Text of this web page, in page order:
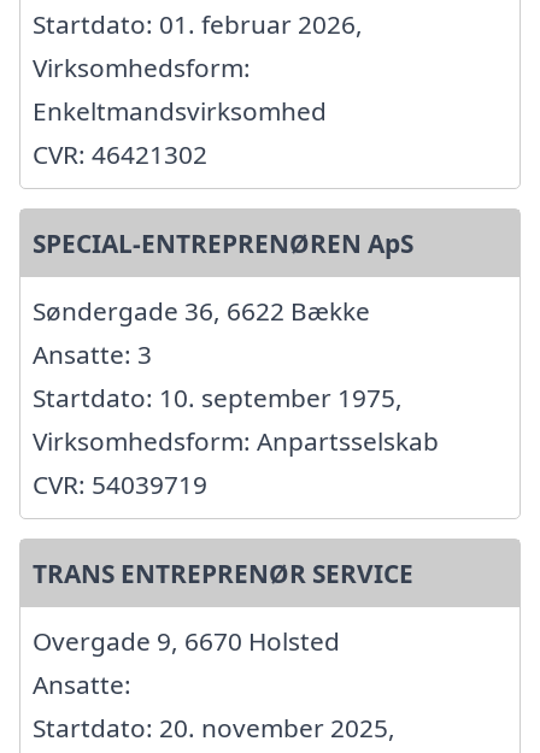
Startdato: 01. februar 2026,
Virksomhedsform:
Enkeltmandsvirksomhed
CVR: 46421302
SPECIAL-ENTREPRENØREN ApS
Søndergade 36, 6622 Bække
Ansatte: 3
Startdato: 10. september 1975,
Virksomhedsform: Anpartsselskab
CVR: 54039719
TRANS ENTREPRENØR SERVICE
Overgade 9, 6670 Holsted
Ansatte:
Startdato: 20. november 2025,